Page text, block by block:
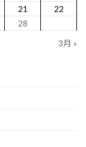
21
22
28
3月 »